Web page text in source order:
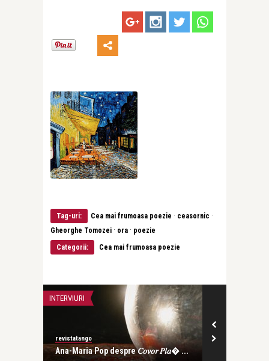
Tag-uri: Cea mai frumoasa poezie · ceasornic ·
Gheorghe Tomozei · ora · poezie
Categorii:
Cea mai frumoasa poezie
INTERVIURI
revistatango
Ana-Maria Pop despre 𝐶𝑜𝑣𝑜𝑟 𝑃𝑙𝑎� ...